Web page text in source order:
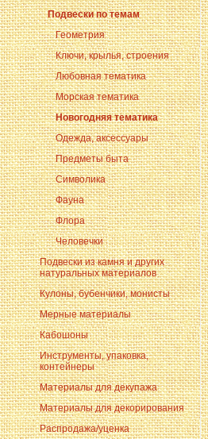
Подвески по темам
Геометрия
Ключи, крылья, строения
Любовная тематика
Морская тематика
Новогодняя тематика
Одежда, аксессуары
Предметы быта
Символика
Фауна
Флора
Человечки
Подвески из камня и других
натуральных материалов
Кулоны, бубенчики, монисты
Мерные материалы
Кабошоны
Инструменты, упаковка,
контейнеры
Материалы для декупажа
Материалы для декорирования
Распродажа/уценка